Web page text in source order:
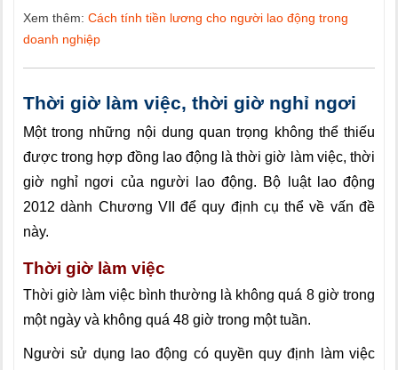
Xem thêm: Cách tính tiền lương cho người lao động trong
doanh nghiệp
Thời giờ làm việc, thời giờ nghỉ ngơi
Một trong những nội dung quan trọng không thể thiếu
được trong hợp đồng lao động là thời giờ làm việc, thời
giờ nghỉ ngơi của người lao động. Bộ luật lao động
2012 dành Chương VII để quy định cụ thể về vấn đề
này.
Thời giờ làm việc
Thời giờ làm việc bình thường là không quá 8 giờ trong
một ngày và không quá 48 giờ trong một tuần.
Người sử dụng lao động có quyền quy định làm việc